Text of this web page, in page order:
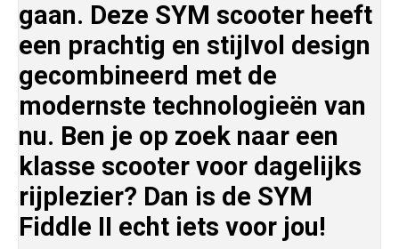
Opvoeren
Afstelling op ±34 km/u (gedoogde snelheid)
Afstelling op ±54 km/u (gedoogde snelheid)
gaan. Deze SYM scooter heeft
een prachtig en stijlvol design
gecombineerd met de
modernste technologieën van
nu. Ben je op zoek naar een
klasse scooter voor dagelijks
rijplezier? Dan is de SYM
Fiddle II echt iets voor jou!